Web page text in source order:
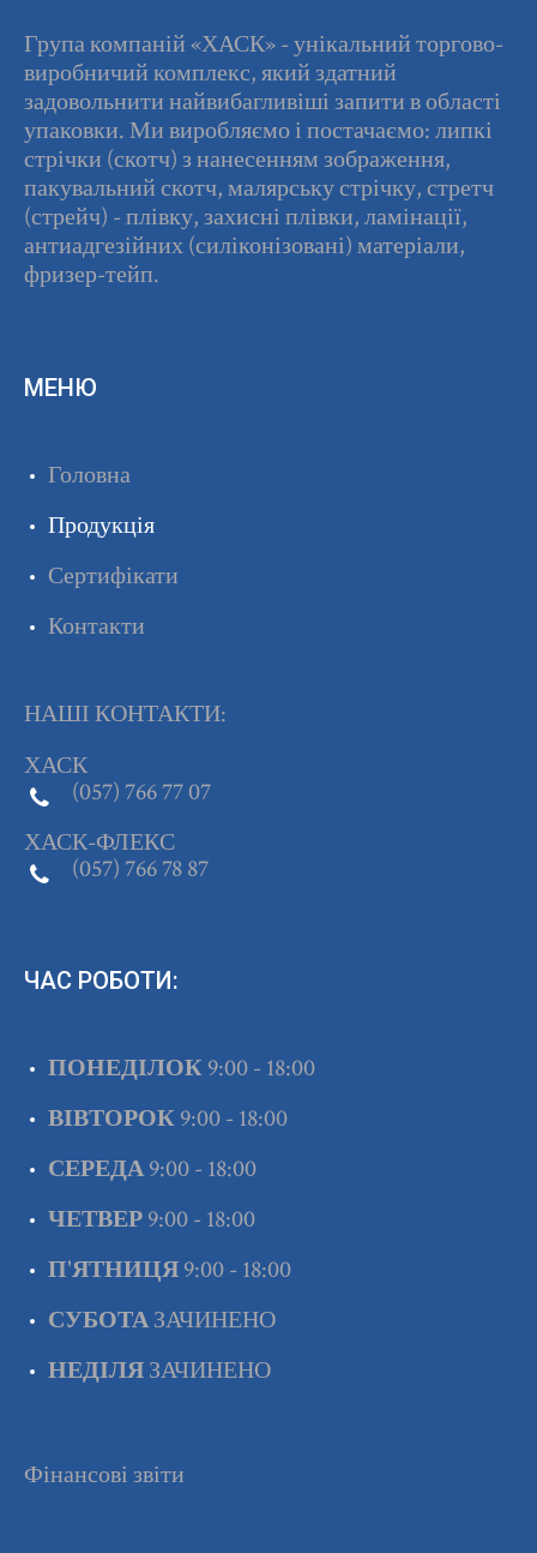
Група компаній «ХАСК» - унікальний торгово-
виробничий комплекс, який здатний
задовольнити найвибагливіші запити в області
упаковки. Ми виробляємо і постачаємо: липкі
стрічки (скотч) з нанесенням зображення,
пакувальний скотч, малярську стрічку, стретч
(стрейч) - плівку, захисні плівки, ламінації,
антиадгезійних (силіконізовані) матеріали,
фризер-тейп.
МЕНЮ
Головна
Продукція
Сертифікати
Контакти
НАШІ КОНТАКТИ:
ХАСК
(057) 766 77 07
ХАСК-ФЛЕКС
(057) 766 78 87
ЧАС РОБОТИ:
ПОНЕДІЛОК9:00 - 18:00
ВІВТОРОК9:00 - 18:00
СЕРЕДА9:00 - 18:00
ЧЕТВЕР9:00 - 18:00
П'ЯТНИЦЯ9:00 - 18:00
СУБОТАЗАЧИНЕНО
НЕДІЛЯЗАЧИНЕНО
Фінансові звіти